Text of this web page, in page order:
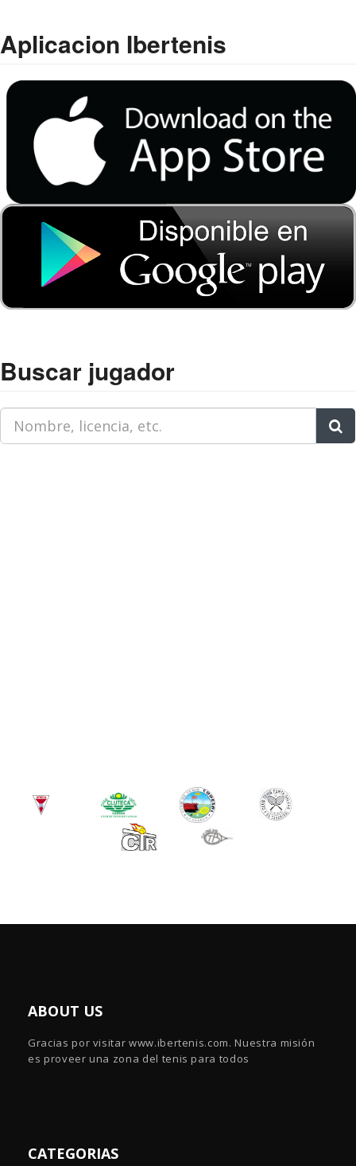
Aplicacion Ibertenis
Buscar jugador
ABOUT US
Gracias por visitar www.ibertenis.com. Nuestra misión
es proveer una zona del tenis para todos
CATEGORIAS